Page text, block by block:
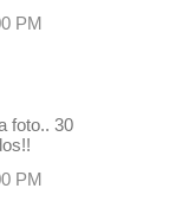
PM
foto.. 30
PM